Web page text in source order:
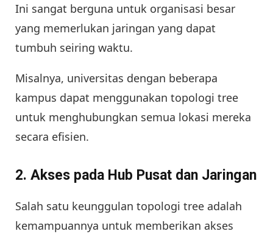
Ini sangat berguna untuk organisasi besar
yang memerlukan jaringan yang dapat
tumbuh seiring waktu.
Misalnya, universitas dengan beberapa
kampus dapat menggunakan topologi tree
untuk menghubungkan semua lokasi mereka
secara efisien.
2. Akses pada Hub Pusat dan Jaringan
Salah satu keunggulan topologi tree adalah
kemampuannya untuk memberikan akses